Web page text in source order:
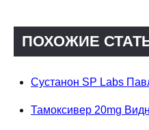
ПОХОЖИЕ
Сустанон SP Labs
Тамоксивер 20mg